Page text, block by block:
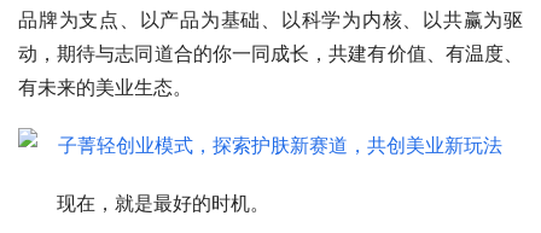
品牌为支点、以产品为基础、以科学为内核、以共赢为驱
动，期待与志同道合的你一同成长，共建有价值、有温度、
有未来的美业生态。
现在，就是最好的时机。